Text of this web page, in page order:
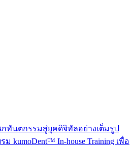
ทันตกรรมสู่ยุคดิจิทัลอย่างเต็มรูป
kumoDent™ In-house Training เพื่อ